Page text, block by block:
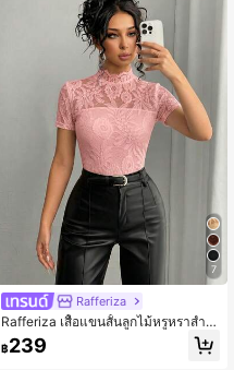
7
Rafferiza
Rafferiza เสื้อแขนสั้นลูกไม้หรูหราสำห
รับผู้หญิง
฿239